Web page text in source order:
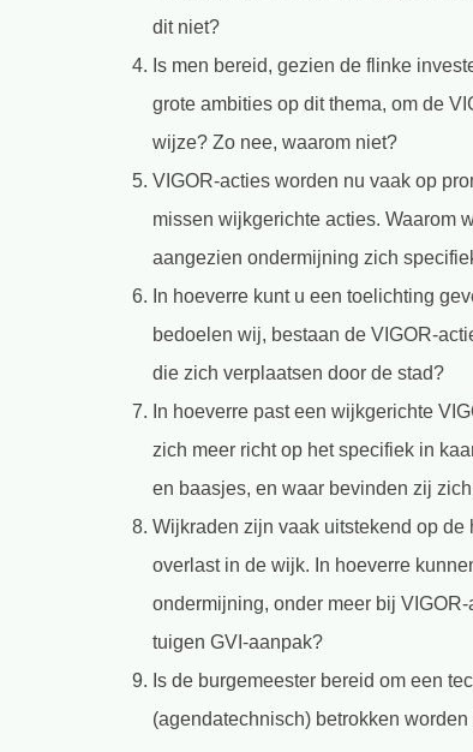
dit niet?
Is men bereid, gezien de flinke
grote ambities op dit thema, om de
wijze? Zo nee, waarom niet?
VIGOR-acties worden nu vaak op
missen wijkgerichte acties. Waarom
aangezien ondermijning zich
In hoeverre kunt u een toelichting
bedoelen wij, bestaan de VIGOR-
die zich verplaatsen door de stad?
In hoeverre past een wijkgerichte
zich meer richt op het specifiek in
en baasjes, en waar bevinden zij
Wijkraden zijn vaak uitstekend op
overlast in de wijk. In hoeverre
ondermijning, onder meer bij
tuigen GVI-aanpak?
Is de burgemeester bereid om een
(agendatechnisch) betrokken